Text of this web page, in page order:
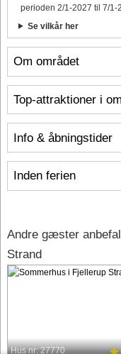
Om området
Info & åbningstider
Inden ferien
perioden 2/1-2027 til 7/1-
Se vilkår her
Top-attraktioner i
Andre gæster
Strand
Hus nr: 27770